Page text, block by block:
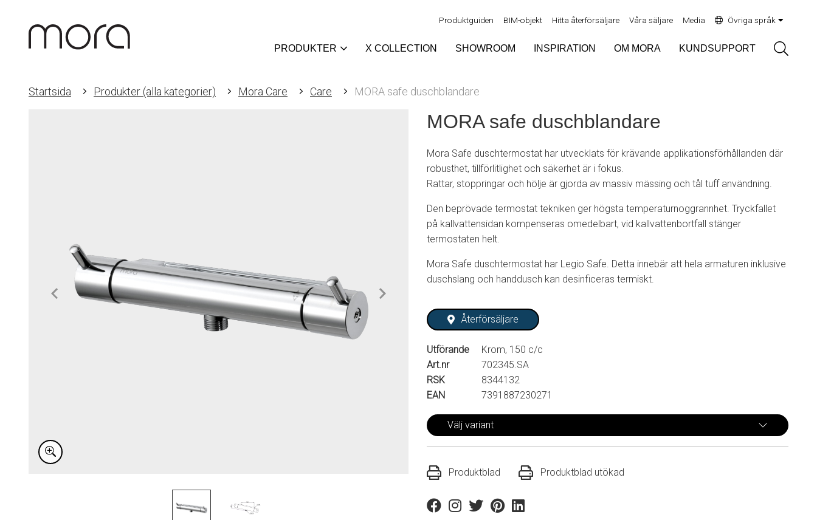
Produktguiden BIM-objekt Hitta återförsäljare Våra säljare Media Övriga språk
PRODUKTER X COLLECTION SHOWROOM INSPIRATION OM MORA KUNDSUPPORT
Startsida Produkter (alla kategorier) Mora Care Care MORA safe duschblandare
MORA safe duschblandare
Mora Safe duschtermostat har utvecklats för krävande applikationsförhållanden där
robusthet, tillförlitlighet och säkerhet är i fokus.
Rattar, stoppringar och hölje är gjorda av massiv mässing och tål tuff användning.
Den beprövade termostat tekniken ger högsta temperaturnoggrannhet. Tryckfallet
på kallvattensidan kompenseras omedelbart, vid kallvattenbortfall stänger
termostaten helt.
Mora Safe duschtermostat har Legio Safe. Detta innebär att hela armaturen inklusive
duschslang och handdusch kan desinficeras termiskt.
Återförsäljare
Utförande
Krom, 150 c/c
Art.nr
702345.SA
RSK
8344132
EAN
7391887230271
Välj variant
Produktblad Produktblad utökad
FacebookInstagram
TwitterPinterestLinkedin